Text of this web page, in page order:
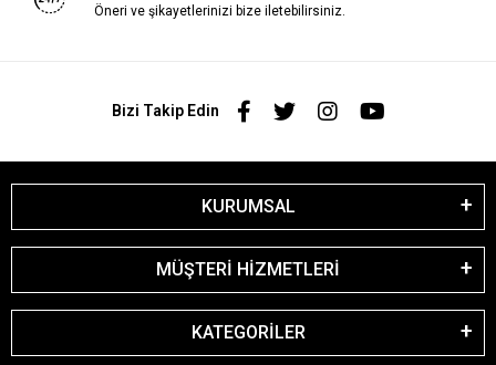
Öneri ve şikayetlerinizi bize iletebilirsiniz.
Bizi Takip Edin
KURUMSAL
MÜŞTERİ HİZMETLERİ
KATEGORİLER